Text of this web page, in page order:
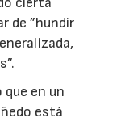
de ”hundir
que en un
está